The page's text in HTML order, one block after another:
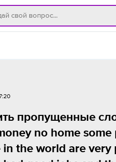
пропущенные
no home
in the world are very